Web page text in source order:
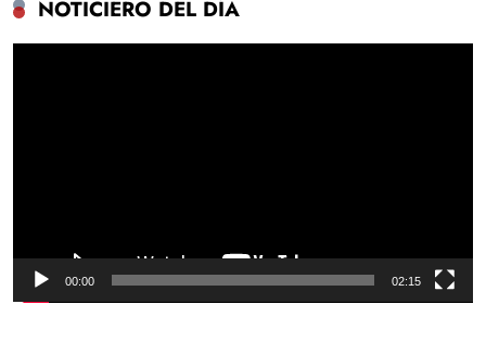
NOTICIERO DEL DÍA
00:00 02:15